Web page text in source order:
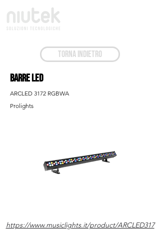
TORNA INDIETRO
Barre Led
ARCLED 3172 RGBWA
Prolights
https://www.musiclights.it/product/ARCLED317